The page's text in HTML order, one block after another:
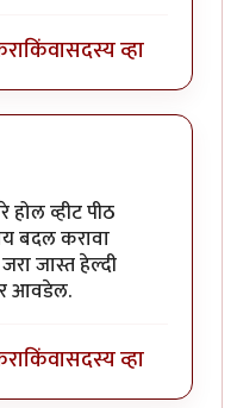
किंवासदस्य व्हा
व्हीट पीठ
बदल करावा
जास्त हेल्दी
आवडेल.
किंवासदस्य व्हा